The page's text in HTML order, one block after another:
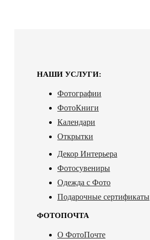
НАШИ УСЛУГИ:
Фотографии
ФотоКниги
Календари
Открытки
Декор Интерьера
Фотосувениры
Одежда с Фото
Подарочные сертификаты
ФОТОПОЧТА
О ФотоПочте